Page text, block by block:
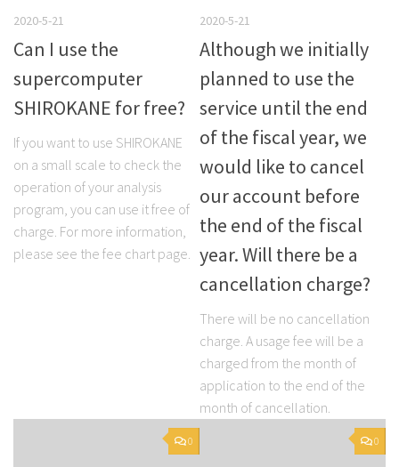
2020-5-21
Can I use the
supercomputer
SHIROKANE for free?
If you want to use SHIROKANE
on a small scale to check the
operation of your analysis
program, you can use it free of
charge. For more information,
please see the fee chart page.
2020-5-21
Although we initially
planned to use the
service until the end
of the fiscal year, we
would like to cancel
our account before
the end of the fiscal
year. Will there be a
cancellation charge?
There will be no cancellation
charge. A usage fee will be a
charged from the month of
application to the end of the
month of cancellation.
0 0